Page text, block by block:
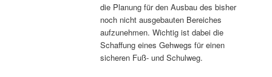
die Planung für den Ausbau des bisher
noch nicht ausgebauten Bereiches
aufzunehmen. Wichtig ist dabei die
Schaffung eines Gehwegs für einen
sicheren Fuß- und Schulweg.